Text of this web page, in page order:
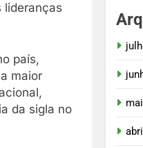
lideranças
país,
maior
da sigla no